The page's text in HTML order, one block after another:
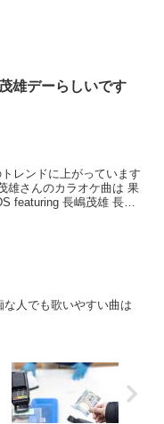
雄デーらしいです
レンドに上がっています
雄さんのカラオケ曲は 果
featuring 長嶋茂雄 長嶋
な人でも歌いやすい曲は